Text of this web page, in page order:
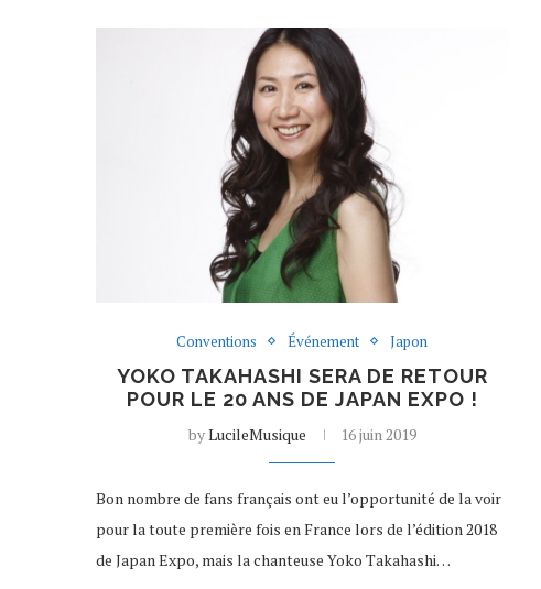
Conventions Événement Japon
YOKO TAKAHASHI SERA DE RETOUR
POUR LE 20 ANS DE JAPAN EXPO !
byLucileMusique 16 juin 2019
Bon nombre de fans français ont eu l’opportunité de la voir
pour la toute première fois en France lors de l’édition 2018
de Japan Expo, mais la chanteuse Yoko Takahashi…